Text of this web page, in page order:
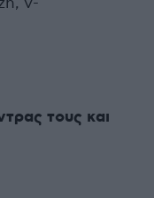
τους και